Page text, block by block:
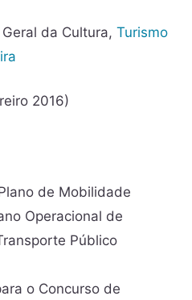
da Cultura, Turismo
2016)
de Mobilidade
Operacional de
Público
o Concurso de